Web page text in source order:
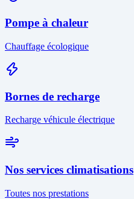
Pompe à chaleur
Chauffage écologique
Bornes de recharge
Recharge véhicule électrique
Nos services climatisations
Toutes nos prestations